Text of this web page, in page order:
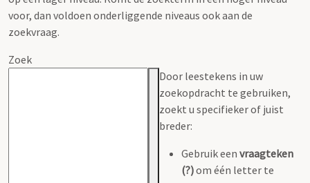
voor, dan voldoen onderliggende niveaus ook aan de
zoekvraag.
Zoek
Door leestekens in uw
zoekopdracht te gebruiken,
zoekt u specifieker of juist
breder:
Gebruik een vraagteken
(?)om één letter te